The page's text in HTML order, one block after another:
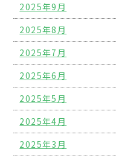
2025年9月
2025年8月
2025年7月
2025年6月
2025年5月
2025年4月
2025年3月